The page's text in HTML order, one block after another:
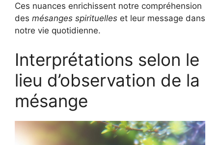
Ces nuances enrichissent notre compréhension
des mésanges spirituelles et leur message dans
notre vie quotidienne.
Interprétations selon le
lieu d’observation de la
mésange